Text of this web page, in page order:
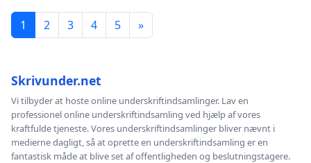
1 2 3 4 5 »
Skrivunder.net
Vi tilbyder at hoste online underskriftindsamlinger. Lav en
professionel online underskriftindsamling ved hjælp af vores
kraftfulde tjeneste. Vores underskriftindsamlinger bliver nævnt i
medierne dagligt, så at oprette en underskriftindsamling er en
fantastisk måde at blive set af offentligheden og beslutningstagere.